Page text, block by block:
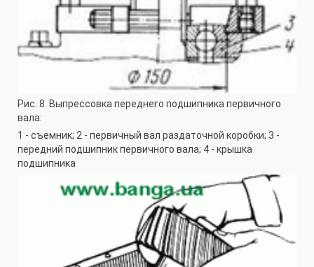
Рис. 8. Выпрессовка переднего подшипника первичного
вала:
1 - съемник; 2 - первичный вал раздаточной коробки; 3 -
передний подшипник первичного вала; 4 - крышка
подшипника